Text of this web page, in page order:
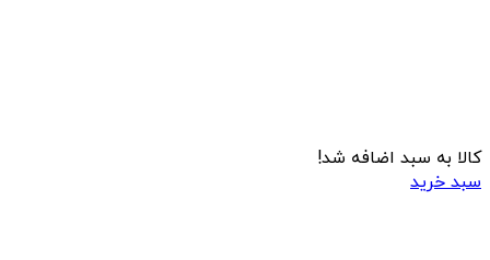
کالا به سبد اضافه شد!
سبد خرید